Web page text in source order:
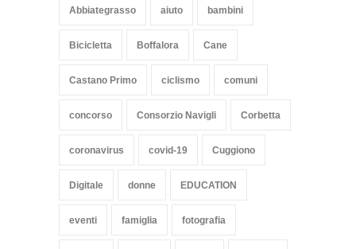
Abbiategrasso aiuto bambini
Bicicletta Boffalora Cane
Castano Primo ciclismo comuni
concorso Consorzio Navigli Corbetta
coronavirus covid-19 Cuggiono
Digitale donne EDUCATION
eventi famiglia fotografia